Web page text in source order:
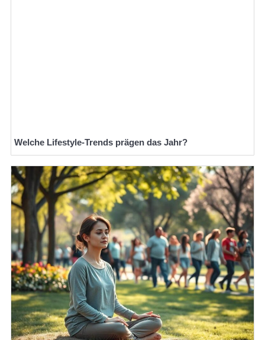
Welche Lifestyle-Trends prägen das Jahr?